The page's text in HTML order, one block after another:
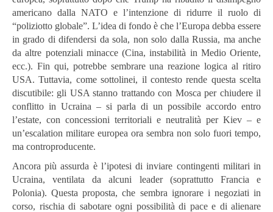
americano dalla NATO e l’intenzione di ridurre il ruolo di
“poliziotto globale”. L’idea di fondo è che l’Europa debba essere
in grado di difendersi da sola, non solo dalla Russia, ma anche
da altre potenziali minacce (Cina, instabilità in Medio Oriente,
ecc.). Fin qui, potrebbe sembrare una reazione logica al ritiro
USA. Tuttavia, come sottolinei, il contesto rende questa scelta
discutibile: gli USA stanno trattando con Mosca per chiudere il
conflitto in Ucraina – si parla di un possibile accordo entro
l’estate, con concessioni territoriali e neutralità per Kiev – e
un’escalation militare europea ora sembra non solo fuori tempo,
ma controproducente.
Ancora più assurda è l’ipotesi di inviare contingenti militari in
Ucraina, ventilata da alcuni leader (soprattutto Francia e
Polonia). Questa proposta, che sembra ignorare i negoziati in
corso, rischia di sabotare ogni possibilità di pace e di alienare